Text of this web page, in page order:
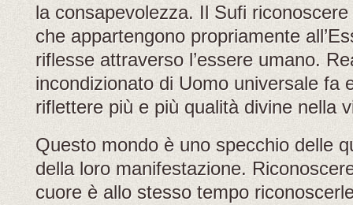
la consapevolezza. Il Sufi
che appartengono propriamente
riflesse attraverso l’essere umano.
incondizionato di Uomo universale fa
riflettere più e più qualità divine nella
Questo mondo è uno specchio delle
della loro manifestazione.
cuore è allo stesso tempo